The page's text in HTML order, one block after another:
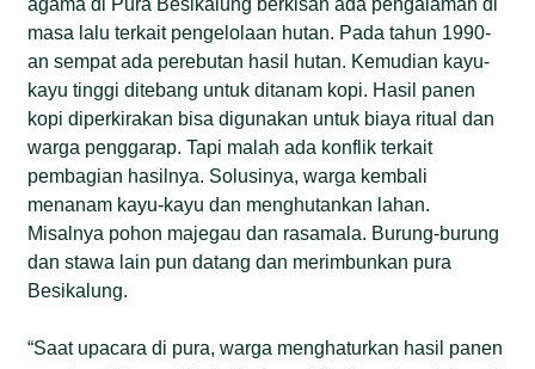
masa lalu terkait pengelolaan hutan. Pada tahun 1990-
an sempat ada perebutan hasil hutan. Kemudian kayu-
kayu tinggi ditebang untuk ditanam kopi. Hasil panen
kopi diperkirakan bisa digunakan untuk biaya ritual dan
warga penggarap. Tapi malah ada konflik terkait
pembagian hasilnya. Solusinya, warga kembali
menanam kayu-kayu dan menghutankan lahan.
Misalnya pohon majegau dan rasamala. Burung-burung
dan stawa lain pun datang dan merimbunkan pura
Besikalung.
“Saat upacara di pura, warga menghaturkan hasil panen